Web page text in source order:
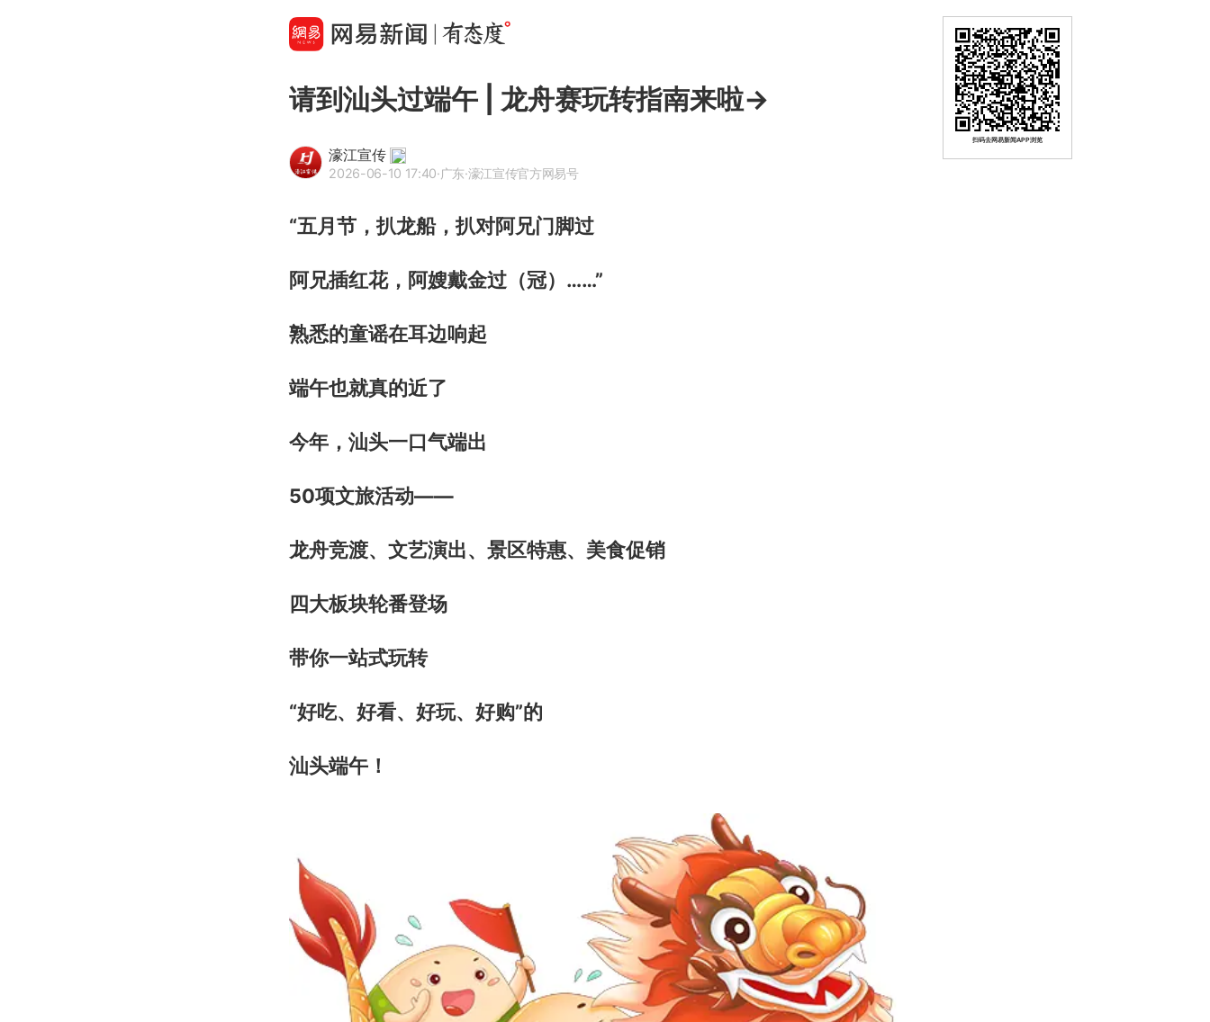
请到汕头过端午 | 龙舟赛玩转指南来啦→
濠江宣传
2026-06-10 17:40·广东·濠江宣传官方网易号
“五月节，扒龙船，扒对阿兄门脚过
阿兄插红花，阿嫂戴金过（冠）……”
熟悉的童谣在耳边响起
端午也就真的近了
今年，汕头一口气端出
50项文旅活动——
龙舟竞渡、文艺演出、景区特惠、美食促销
四大板块轮番登场
带你一站式玩转
“好吃、好看、好玩、好购”的
汕头端午！
扫码去网易新闻APP浏览